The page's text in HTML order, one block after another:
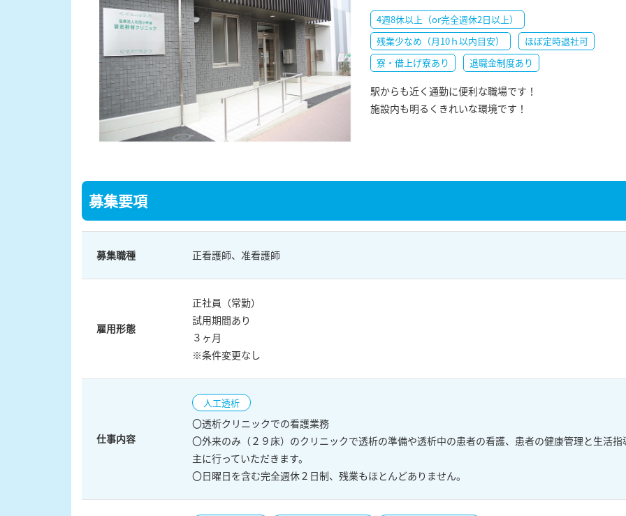
4週8休以上（or完全週休2日以上）
残業少なめ（月10ｈ以内目安）
ほぼ定時退社可
寮・借上げ寮あり
退職金制度あり
駅からも近く通勤に便利な職場です！
施設内も明るくきれいな環境です！
募集要項
募集職種 正看護師、准看護師
雇用形態
正社員（常勤）
試用期間あり
３ヶ月
※条件変更なし
仕事内容
人工透析
〇透析クリニックでの看護業務
〇外来のみ（２９床）のクリニックで透析の準備や透析中の患者の看護、患者の健康管理と生活指
主に行っていただきます。
〇日曜日を含む完全週休２日制、残業もほとんどありません。